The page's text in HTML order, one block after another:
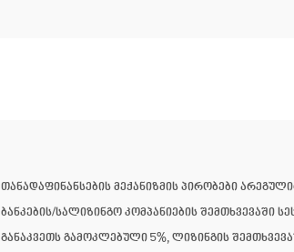
თანადაფინანსების მექანიზმის პირობები
ბანკების/სალიზინგო კომპანიების შემთხვევაში
განაკვეთს გამოკლებული 5%, ლიზინგის